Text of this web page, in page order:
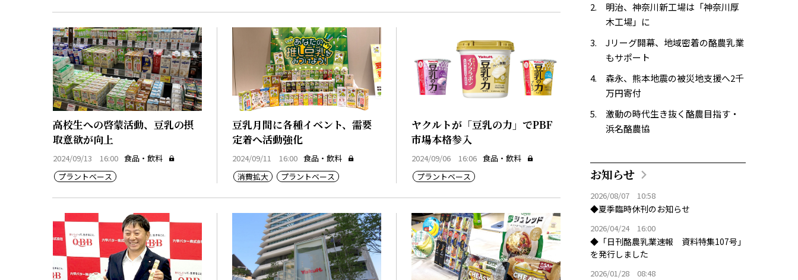
高校生への啓蒙活動、豆乳の摂
取意欲が向上
2024/09/13 16:00 食品・飲料
プラントベース
豆乳月間に各種イベント、需要
定着へ活動強化
2024/09/11 16:00 食品・飲料
消費拡大
プラントベース
ヤクルトが「豆乳の力」でPBF
市場本格参入
2024/09/06 16:06 食品・飲料
プラントベース
明治、神奈川新工場は「神奈川厚
木工場」に
Jリーグ開幕、地域密着の酪農乳業
もサポート
森永、熊本地震の被災地支援へ2千
万円寄付
激動の時代生き抜く酪農目指す・
浜名酪農協
お知らせ
2026/08/07 10:58
◆夏季臨時休刊のお知らせ
2026/04/24 16:00
◆「日刊酪農乳業速報 資料特集107号」
を発行しました
2026/01/28 08:48